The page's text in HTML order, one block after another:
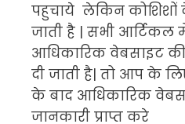
पहुचाये लेकिन कोशिशों
जाती है | सभी आर्टिकल
आधिकारिक वेबसाइट
दी जाती है| तो आप के
के बाद आधिकारिक
जानकारी प्राप्त करे